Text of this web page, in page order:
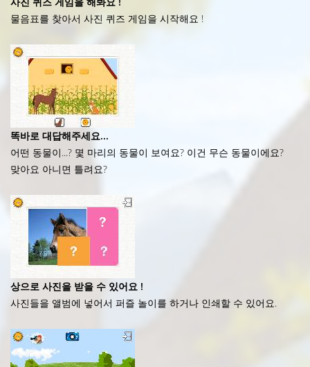
물음표를 찾아서 사진 퀴즈 게임을 시작해요 !
똑바로 대답해주세요...
어떤 동물이...? 몇 마리의 동물이 보여요? 이건 무슨 동물이에요?
맞아요 아니면 틀려요?
상으로 사진을 받을 수 있어요 !
사진들을 앨범에 넣어서 퍼즐 놀이를 하거나 인쇄할 수 있어요.